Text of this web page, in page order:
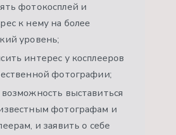
фотокосплей и
к нему на более
уровень;
интерес у косплееров
фотографии;
выставиться
фотографам и
и заявить о себе